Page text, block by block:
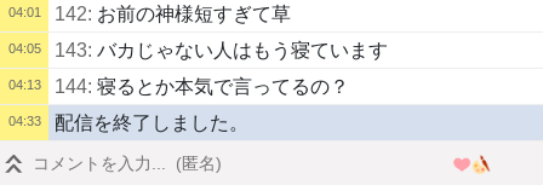
04:01 142: お前の神様短すぎて草
04:05 143: バカじゃない人はもう寝ています
04:13 144: 寝るとか本気で言ってるの？
04:33 配信を終了しました。